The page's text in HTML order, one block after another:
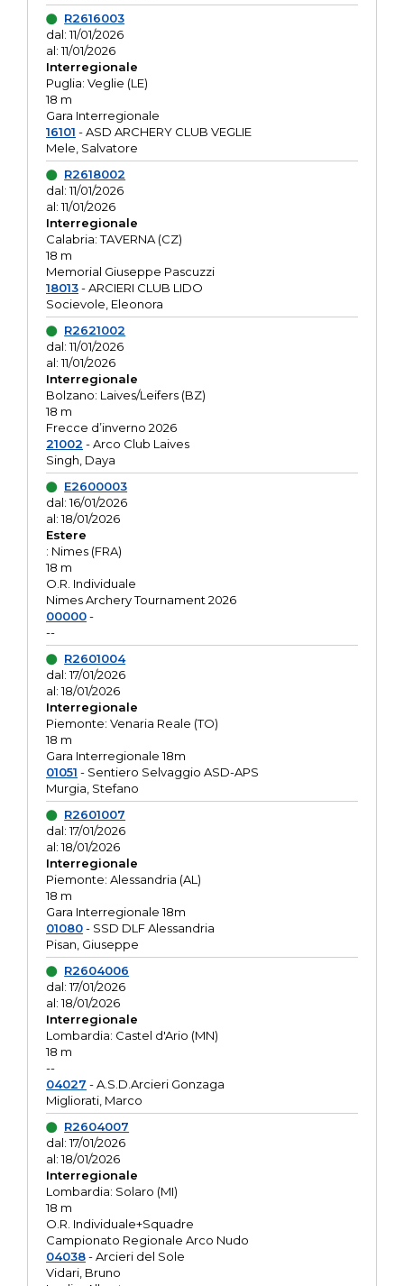
R2616003
dal: 11/01/2026
al: 11/01/2026
Interregionale
Puglia: Veglie (LE)
18 m
Gara Interregionale
16101 - ASD ARCHERY CLUB VEGLIE
Mele, Salvatore
R2618002
dal: 11/01/2026
al: 11/01/2026
Interregionale
Calabria: TAVERNA (CZ)
18 m
Memorial Giuseppe Pascuzzi
18013- ARCIERI CLUB LIDO
Socievole, Eleonora
R2621002
dal: 11/01/2026
al: 11/01/2026
Interregionale
Bolzano: Laives/Leifers (BZ)
18 m
Frecce d’inverno 2026
21002 - Arco Club Laives
Singh, Daya
E2600003
dal: 16/01/2026
al: 18/01/2026
Estere
: Nimes (FRA)
18 m
O.R. Individuale
Nimes Archery Tournament 2026
00000-
--
R2601004
dal: 17/01/2026
al: 18/01/2026
Interregionale
Piemonte: Venaria Reale (TO)
18 m
Gara Interregionale 18m
01051 - Sentiero Selvaggio ASD-APS
Murgia, Stefano
R2601007
dal: 17/01/2026
al: 18/01/2026
Interregionale
Piemonte: Alessandria (AL)
18 m
Gara Interregionale 18m
01080- SSD DLF Alessandria
Pisan, Giuseppe
R2604006
dal: 17/01/2026
al: 18/01/2026
Interregionale
Lombardia: Castel d'Ario (MN)
18 m
--
04027 - A.S.D.Arcieri Gonzaga
Migliorati, Marco
R2604007
dal: 17/01/2026
al: 18/01/2026
Interregionale
Lombardia: Solaro (MI)
18 m
O.R. Individuale+Squadre
Campionato Regionale Arco Nudo
04038- Arcieri del Sole
Vidari, Bruno